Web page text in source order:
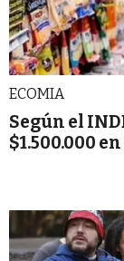
ECOMIA
Según el
$1.500.000